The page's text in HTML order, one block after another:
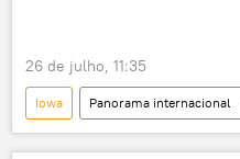
26 de julho, 11:35
Iowa Panorama internacional
Donald Trump
Brasil